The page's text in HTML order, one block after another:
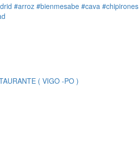
#arroz #bienmesabe #cava #chipirones
( VIGO -PO )